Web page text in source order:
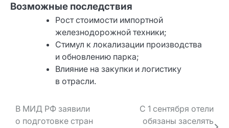
Возможные последствия
Рост стоимости импортной
железнодорожной техники;
Стимул к локализации производства
и обновлению парка;
Влияние на закупки и логистику
в отрасли.
Навигация
В МИД РФ заявили
о подготовке стран
С 1 сентября отели
обязаны заселять